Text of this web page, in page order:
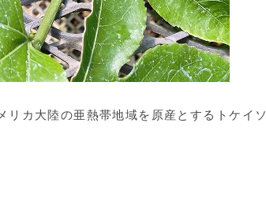
カ大陸の亜熱帯地域を原産とするトケイソ